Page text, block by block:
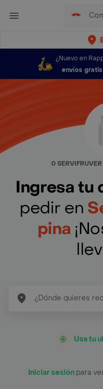
¿Nuevo en
envíos
0
Ingresa tu
pedir en
pina
Usa tu
Iniciar sesión para